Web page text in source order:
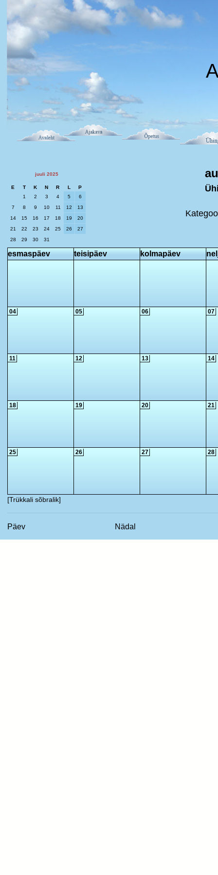
juuli 2025
E T K N R L
P
1
2 3 4 5
6
7
8 9 10 11 12
13
14
15 16 17 18 19
20
21
22 23 24 25 26
27
28
29 30 31
esmaspäev teisipäev kolmapäev
04 05 06 07
11 12 13 14
18 19 20 21
25 26 27 28
[Trükkali sõbralik]
Päev Nädal